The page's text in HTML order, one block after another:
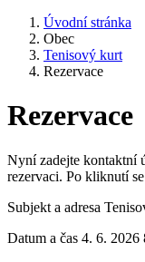
Úvodní stránka
Obec
Tenisový kurt
Rezervace
Rezervace
Nyní zadejte kontaktní
rezervaci. Po kliknutí
Subjekt a adresa
Datum a čas 4. 6. 2026